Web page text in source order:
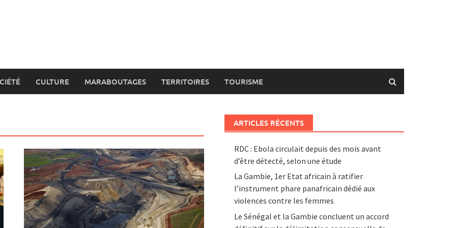
CULTURE MARABOUTAGES TERRITOIRES TOURISME
ARTICLES RÉCENTS
RDC : Ebola circulait depuis des mois avant
d’être détecté, selon une étude
La Gambie, 1er Etat africain à ratifier
l’instrument phare panafricain dédié aux
violences contre les femmes
Le Sénégal et la Gambie concluent un accord